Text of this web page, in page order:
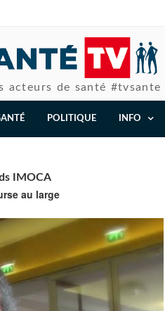
acteurs de santé #tvsante
POLITIQUE INFO
IMOCA
au large